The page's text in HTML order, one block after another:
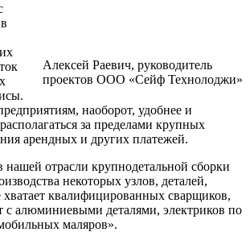
Алексей Раевич, руководитель
проектов ООО «Сейф Технолоджи»
наоборот, удобнее и
за пределами крупных
арендных и других платежей.
нашей отрасли крупнодетальной сборки
некоторых узлов, деталей,
квалифицированных сварщиков,
с алюминиевыми деталями, электриков по
маляров».